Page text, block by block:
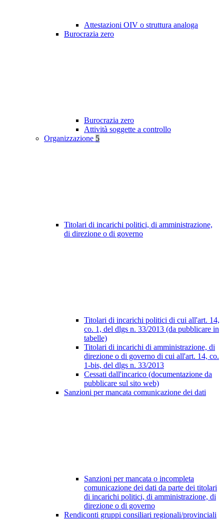
Attestazioni OIV o struttura analoga
Burocrazia zero
Burocrazia zero
Attività soggette a controllo
Organizzazione 5
Titolari di incarichi politici, di amministrazione,
di direzione o di governo
Titolari di incarichi politici di cui all'art. 14,
co. 1, del dlgs n. 33/2013 (da pubblicare in
tabelle)
Titolari di incarichi di amministrazione, di
direzione o di governo di cui all'art. 14, co.
1-bis, del dlgs n. 33/2013
Cessati dall'incarico (documentazione da
pubblicare sul sito web)
Sanzioni per mancata comunicazione dei dati
Sanzioni per mancata o incompleta
comunicazione dei dati da parte dei titolari
di incarichi politici, di amministrazione, di
direzione o di governo
Rendiconti gruppi consiliari regionali/provinciali